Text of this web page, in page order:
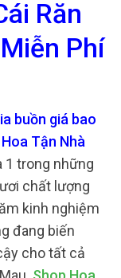
Răn
Phí
buồn giá bao
Tận Nhà
1 trong những
chất lượng
kinh nghiệm
đang biến
cho tất cả